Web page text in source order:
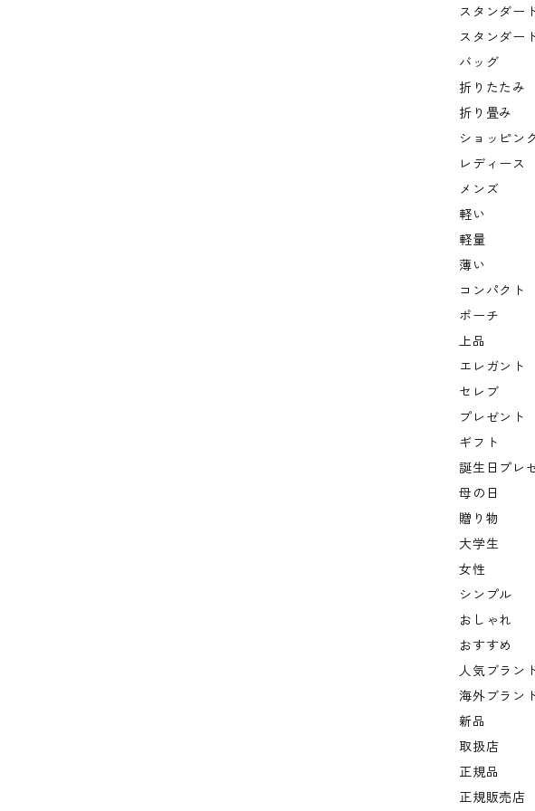
スタンダー
スタンダー
バッグ
折りたたみ
折り畳み
ショッピン
レディース
メンズ
軽い
軽量
薄い
コンパクト
ポーチ
上品
エレガント
セレブ
プレゼント
ギフト
誕生日プレ
母の日
贈り物
大学生
女性
シンプル
おしゃれ
おすすめ
人気ブラン
海外ブラン
新品
取扱店
正規品
正規販売店